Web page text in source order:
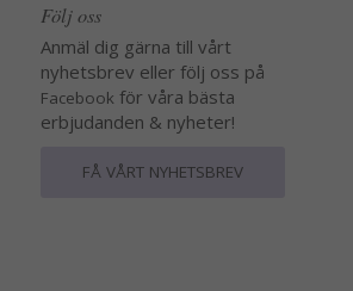
Följ oss
Anmäl dig gärna till vårt
nyhetsbrev eller följ oss på
Facebook för våra bästa
erbjudanden & nyheter!
FÅ VÅRT NYHETSBREV